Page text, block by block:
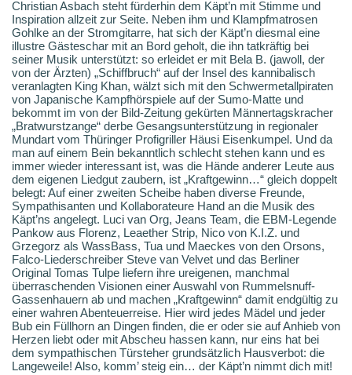
Christian Asbach steht fürderhin dem Käpt’n mit Stimme und
Inspiration allzeit zur Seite. Neben ihm und Klampfmatrosen
Gohlke an der Stromgitarre, hat sich der Käpt’n diesmal eine
illustre Gästeschar mit an Bord geholt, die ihn tatkräftig bei
seiner Musik unterstützt: so erleidet er mit Bela B. (jawoll, der
von der Ärzten) „Schiffbruch“ auf der Insel des kannibalisch
veranlagten King Khan, wälzt sich mit den Schwermetallpiraten
von Japanische Kampfhörspiele auf der Sumo-Matte und
bekommt im von der Bild-Zeitung gekürten Männertagskracher
„Bratwurstzange“ derbe Gesangsunterstützung in regionaler
Mundart vom Thüringer Profigriller Häusi Eisenkumpel. Und da
man auf einem Bein bekanntlich schlecht stehen kann und es
immer wieder interessant ist, was die Hände anderer Leute aus
dem eigenen Liedgut zaubern, ist „Kraftgewinn…“ gleich doppelt
belegt: Auf einer zweiten Scheibe haben diverse Freunde,
Sympathisanten und Kollaborateure Hand an die Musik des
Käpt’ns angelegt. Luci van Org, Jeans Team, die EBM-Legende
Pankow aus Florenz, Leaether Strip, Nico von K.I.Z. und
Grzegorz als WassBass, Tua und Maeckes von den Orsons,
Falco-Liederschreiber Steve van Velvet und das Berliner
Original Tomas Tulpe liefern ihre ureigenen, manchmal
überraschenden Visionen einer Auswahl von Rummelsnuff-
Gassenhauern ab und machen „Kraftgewinn“ damit endgültig zu
einer wahren Abenteuerreise. Hier wird jedes Mädel und jeder
Bub ein Füllhorn an Dingen finden, die er oder sie auf Anhieb von
Herzen liebt oder mit Abscheu hassen kann, nur eins hat bei
dem sympathischen Türsteher grundsätzlich Hausverbot: die
Langeweile! Also, komm’ steig ein… der Käpt’n nimmt dich mit!